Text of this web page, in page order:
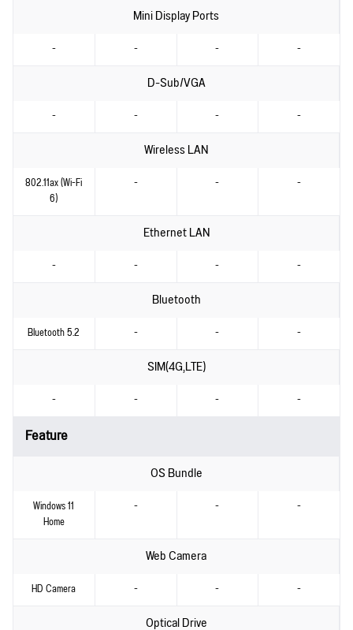
Mini Display Ports
- - - -
D-Sub/VGA
- - - -
Wireless LAN
802.11ax (Wi-Fi
6)
- - -
Ethernet LAN
- - - -
Bluetooth
Bluetooth 5.2 - - -
SIM(4G,LTE)
- - - -
Feature
OS Bundle
Windows 11
Home
- - -
Web Camera
HD Camera - - -
Optical Drive